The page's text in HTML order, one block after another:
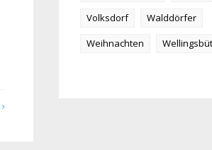
Volksdorf
Walddörfer
Weihnachten